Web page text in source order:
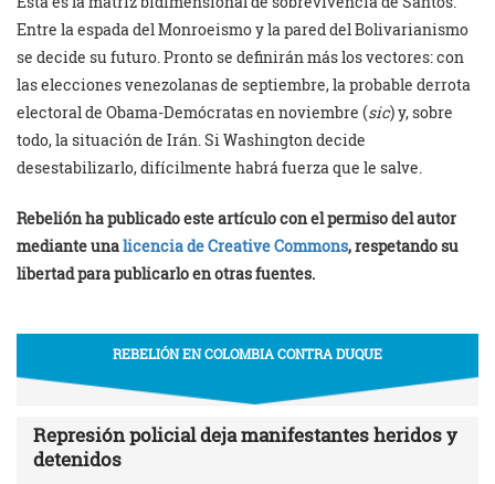
Entre la espada del Monroeismo y la pared del Bolivarianismo
se decide su futuro. Pronto se definirán más los vectores: con
las elecciones venezolanas de septiembre, la probable derrota
electoral de Obama-Demócratas en noviembre (sic) y, sobre
todo, la situación de Irán. Si Washington decide
desestabilizarlo, difícilmente habrá fuerza que le salve.
Rebelión ha publicado este artículo con el permiso del autor
mediante unalicencia de Creative Commons, respetando su
libertad para publicarlo en otras fuentes.
REBELIÓN EN COLOMBIA CONTRA DUQUE
Represión policial deja manifestantes heridos y
detenidos